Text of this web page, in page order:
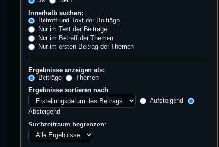
Innerhalb suchen:
Betreff und Text der Beiträge
Nur im Text der Beiträge
Nur im Betreff der Themen
Nur im ersten Beitrag der Themen
Ergebnisse anzeigen als:
Beiträge
Themen
Ergebnisse sortieren nach:
Aufsteigend
Absteigend
Suchzeitraum begrenzen: